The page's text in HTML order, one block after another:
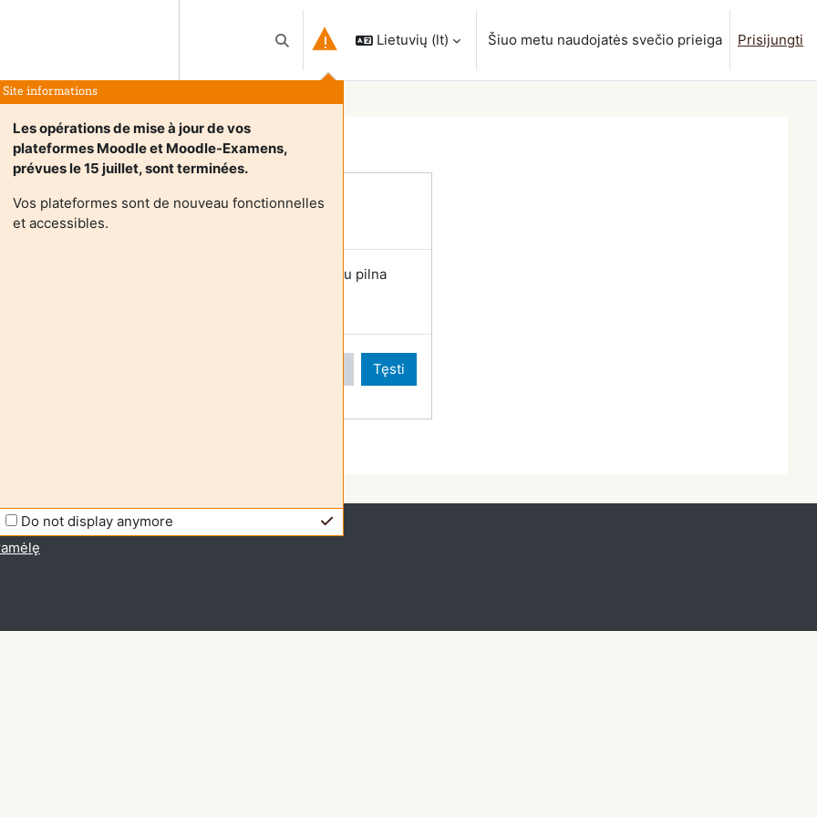
Perjungti paieškos įvestį
Site informations
Les opérations de mise à jour de vos
plateformes Moodle et Moodle-Examens,
prévues le 15 juillet, sont terminées.
Vos plateformes sont de nouveau fonctionnelles
et accessibles.
Do not display anymore
Lietuvių ‎(lt)‎ Šiuo metu naudojatės svečio prieiga Prisijungti
required
negali pasiekti naudotojo profilio. Prisijunkite su pilna
paskyra, kad tęsti.
Tęsti
prieiga (Prisijungti)